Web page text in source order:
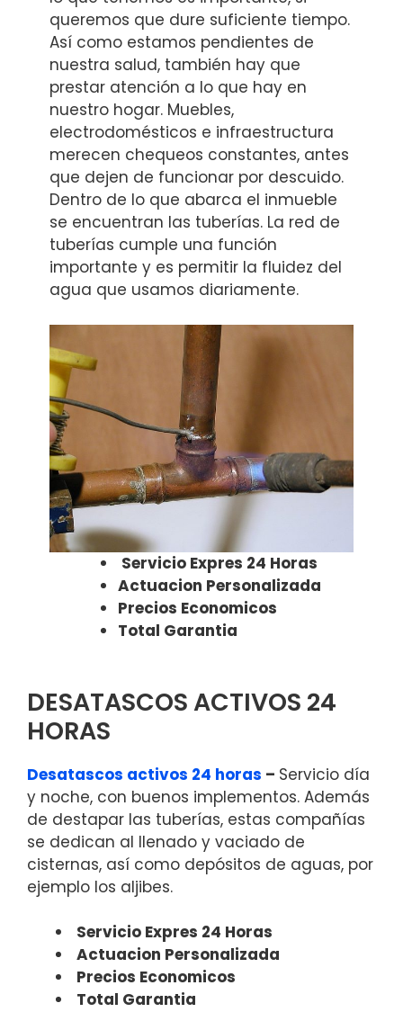
queremos que dure suficiente tiempo.
Así como estamos pendientes de
nuestra salud, también hay que
prestar atención a lo que hay en
nuestro hogar. Muebles,
electrodomésticos e infraestructura
merecen chequeos constantes, antes
que dejen de funcionar por descuido.
Dentro de lo que abarca el inmueble
se encuentran las tuberías. La red de
tuberías cumple una función
importante y es permitir la fluidez del
agua que usamos diariamente.
Servicio Expres 24 Horas
Actuacion Personalizada
Precios Economicos
Total Garantia
DESATASCOS ACTIVOS 24
HORAS
Desatascos activos 24 horas – Servicio día
y noche, con buenos implementos. Además
de destapar las tuberías, estas compañías
se dedican al llenado y vaciado de
cisternas, así como depósitos de aguas, por
ejemplo los aljibes.
Servicio Expres 24 Horas
Actuacion Personalizada
Precios Economicos
Total Garantia